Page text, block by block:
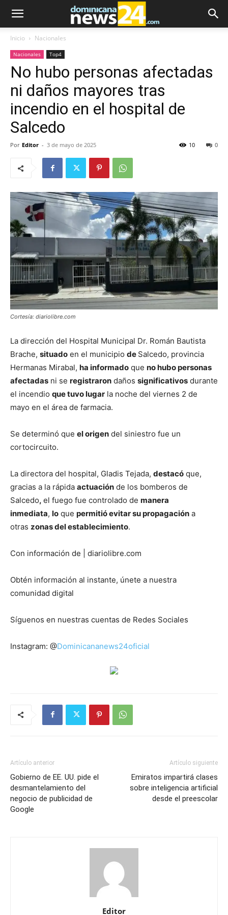
Inicio Nacionales
Nacionales Top4
No hubo personas afectadas
ni daños mayores tras
incendio en el hospital de
Salcedo
Por Editor - 3 de mayo de 2025 0
10
Cortesía: diariolibre.com
La dirección del Hospital Municipal Dr. Román Bautista
Brache, situado en el municipio de Salcedo, provincia
Hermanas Mirabal, ha informado que no hubo personas
afectadas ni se registraron daños significativos durante
el incendio que tuvo lugar la noche del viernes 2 de
mayo en el área de farmacia.
Se determinó que el origen del siniestro fue un
cortocircuito.
La directora del hospital, Gladis Tejada, destacó que,
gracias a la rápida actuación de los bomberos de
Salcedo, el fuego fue controlado de manera
inmediata, lo que permitió evitar su propagación a
otras zonas del establecimiento.
Con información de | diariolibre.com
Obtén información al instante, únete a nuestra
comunidad digital
Síguenos en nuestras cuentas de Redes Sociales
Instagram: @Dominicananews24oficial
Artículo anterior
Gobierno de EE. UU. pide el
desmantelamiento del
negocio de publicidad de
Google
Artículo siguiente
Emiratos impartirá clases
sobre inteligencia artificial
desde el preescolar
Editor